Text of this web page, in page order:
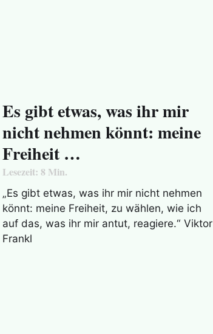
Es gibt etwas, was ihr mir
nicht nehmen könnt: meine
Freiheit …
Lesezeit:8 Min.
„Es gibt etwas, was ihr mir nicht nehmen
könnt: meine Freiheit, zu wählen, wie ich
auf das, was ihr mir antut, reagiere.“ Viktor
Frankl